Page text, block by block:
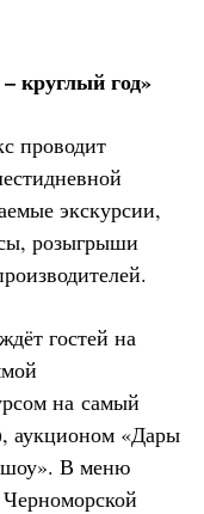
круглый год»
проводит
экскурсии,
розыгрыши
гостей на
на самый
аукционом «Дары
В меню
Черноморской